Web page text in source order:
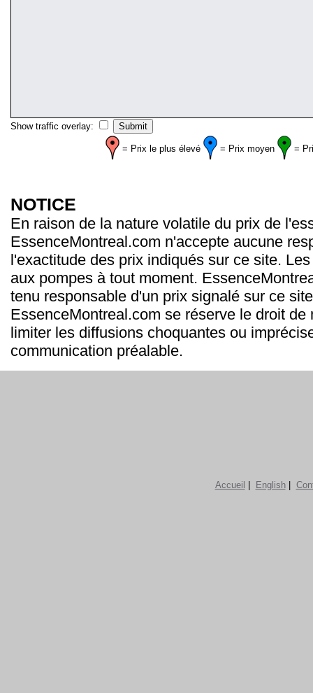
Show traffic overlay:
= Prix le plus élevé = Prix moyen =
NOTICE
En raison de la nature volatile du prix de
EssenceMontreal.com n'accepte aucune
l'exactitude des prix indiqués sur ce site.
aux pompes à tout moment.
tenu responsable d'un prix signalé sur ce
EssenceMontreal.com se réserve le droit de
limiter les diffusions choquantes ou
communication préalable.
Accueil English|